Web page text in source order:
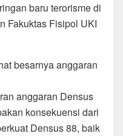
baru terorisme di
Fakuktas Fisipol UKI
besarnya anggaran
anggaran Densus
konsekuensi dari
Densus 88, baik